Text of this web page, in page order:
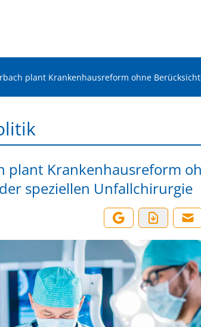
plant Krankenhausreform ohne
plant Krankenhausreform
speziellen Unfallchirurgie